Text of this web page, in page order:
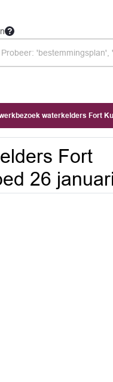
waterkelders Fort Kudelstaart
Fort
26